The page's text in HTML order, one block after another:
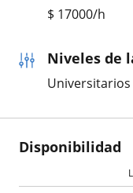
$ 17000/h
Niveles de
Universitarios
Disponibilidad